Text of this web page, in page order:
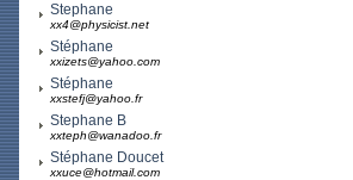
Stephane
xx4@physicist.net
Stéphane
xxizets@yahoo.com
Stéphane
xxstefj@yahoo.fr
Stephane B
xxteph@wanadoo.fr
Stéphane Doucet
xxuce@hotmail.com